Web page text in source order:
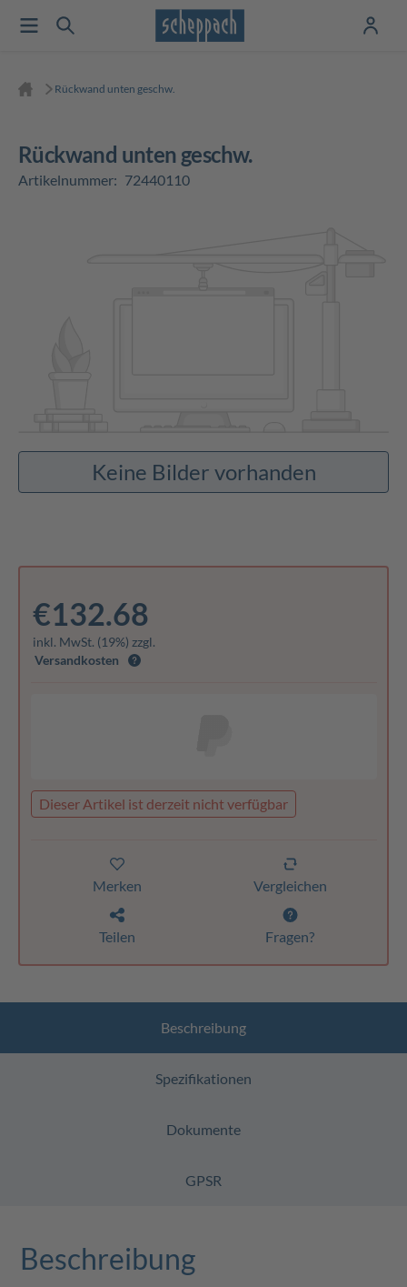
Rückwand unten geschw.
Rückwand unten geschw.
Artikelnummer: 72440110
Keine Bilder vorhanden
€132.68
inkl. MwSt. (19%) zzgl.
Versandkosten
Dieser Artikel ist derzeit nicht verfügbar
Merken Vergleichen
Teilen Fragen?
Beschreibung
Spezifikationen
Dokumente
GPSR
Beschreibung